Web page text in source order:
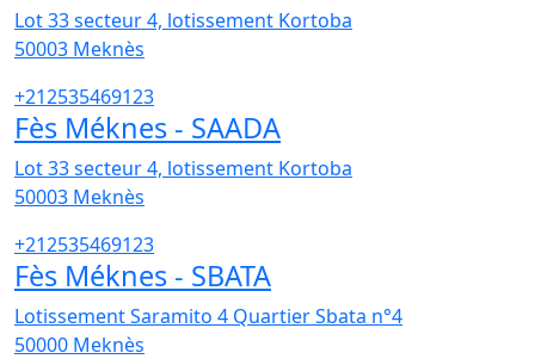
Lot 33 secteur 4, lotissement Kortoba
50003 Meknès
+212535469123
Fès Méknes - SAADA
Lot 33 secteur 4, lotissement Kortoba
50003 Meknès
+212535469123
Fès Méknes - SBATA
Lotissement Saramito 4 Quartier Sbata n°4
50000 Meknès